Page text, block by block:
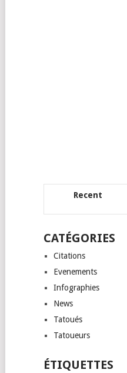
Recent
CATÉGORIES
Citations
Evenements
Infographies
News
Tatoués
Tatoueurs
ÉTIQUETTES